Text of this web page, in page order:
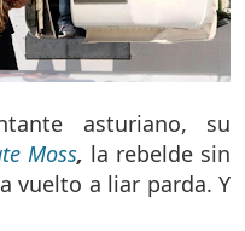
asturiano, su
Moss, la rebelde sin
vuelto a liar parda. Y